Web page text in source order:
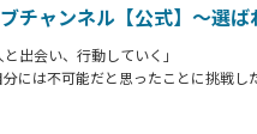
チャンネル【公式】～選
出会い、行動していく」
には不可能だと思ったことに挑戦し
思いつかないことを行動に移してき
れるインストラクターになるために